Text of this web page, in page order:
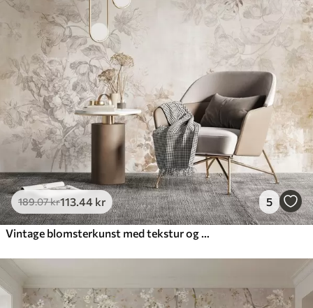
Premium
448.33269.00 /m²
Premium vinyl
516.67310.00kr/m²
Peel and Stick
666.67400.00
189.07kr113.44 kr 5
Vintage blomsterkunst med tekstur og illustrationer af delikate haveblomster og blade i tegnet stil, bløde pastelfarver i beige og sepia